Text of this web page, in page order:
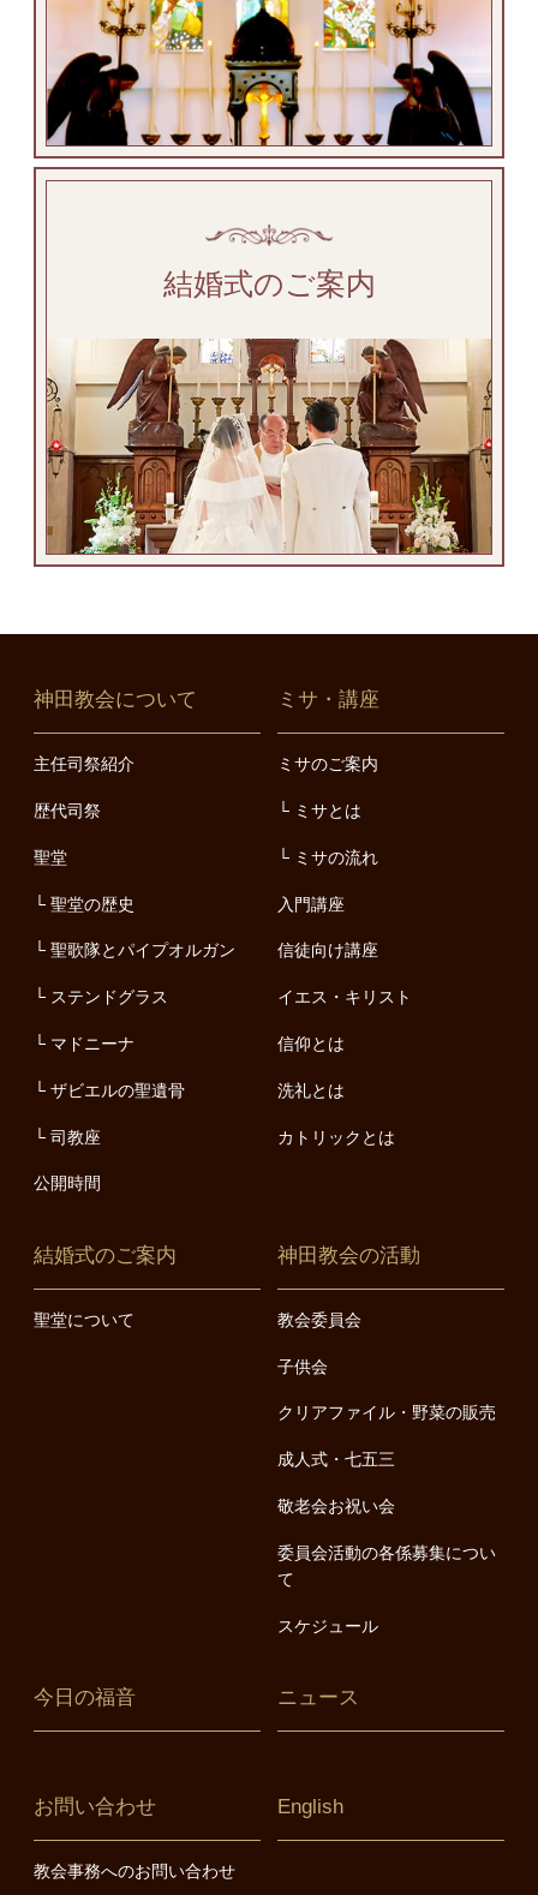
結婚式のご案内
神田教会について
主任司祭紹介
歴代司祭
聖堂
聖堂の歴史
聖歌隊とパイプオルガン
ステンドグラス
マドニーナ
ザビエルの聖遺骨
司教座
公開時間
ミサ・講座
ミサのご案内
ミサとは
ミサの流れ
入門講座
信徒向け講座
イエス・キリスト
信仰とは
洗礼とは
カトリックとは
結婚式のご案内
聖堂について
神田教会の活動
教会委員会
子供会
クリアファイル・野菜の販売
成人式・七五三
敬老会お祝い会
委員会活動の各係募集につい
て
スケジュール
今日の福音 ニュース
お問い合わせ
教会事務へのお問い合わせ
English